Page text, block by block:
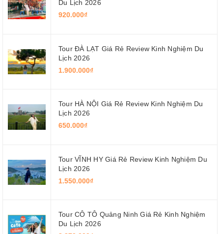
Du Lịch 2026
920.000₫
Tour ĐÀ LẠT Giá Rẻ Review Kinh Nghiệm Du
Lịch 2026
1.900.000₫
Tour HÀ NỘI Giá Rẻ Review Kinh Nghiệm Du
Lịch 2026
650.000₫
Tour VĨNH HY Giá Rẻ Review Kinh Nghiệm Du
Lịch 2026
1.550.000₫
Tour CÔ TÔ Quảng Ninh Giá Rẻ Kinh Nghiệm
Du Lịch 2026